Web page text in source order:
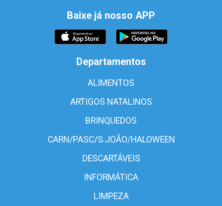
Baixe já nosso APP
Departamentos
ALIMENTOS
ARTIGOS NATALINOS
BRINQUEDOS
CARN/PASC/S.JOÃO/HALOWEEN
DESCARTÁVEIS
INFORMÁTICA
LIMPEZA